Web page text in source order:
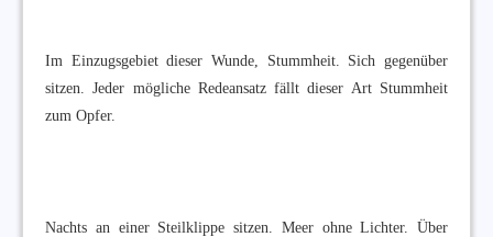
Im Einzugsgebiet dieser Wunde, Stummheit. Sich gegenüber
sitzen. Jeder mögliche Redeansatz fällt dieser Art Stummheit
zum Opfer.
Nachts an einer Steilklippe sitzen. Meer ohne Lichter. Über